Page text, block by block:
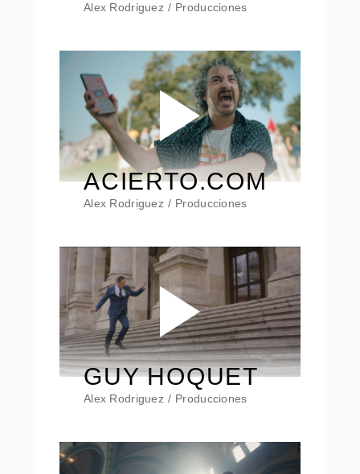
Alex Rodriguez Producciones
ACIERTO.COM
Alex Rodriguez Producciones
GUY HOQUET
Alex Rodriguez Producciones